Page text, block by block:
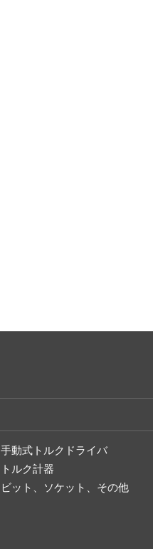
手動式トルクドライバ
トルク計器
ビット、ソケット、その他